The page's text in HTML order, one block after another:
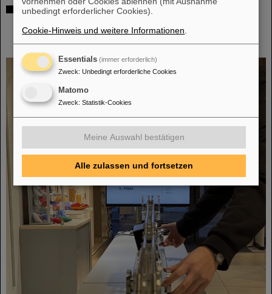
SCIENCE POP-UP von GSI/FAIR wird zur
Wissenschaftsbegeisterte in der Darmstädter
Innenstadt
unbedingt erforderlicher Cookies).
Cookie-Hinweis und weitere Informationen
Essentials (immer erforderlich)
Zweck: Unbedingt erforderliche Cookies
Matomo
Zweck: Statistik-Cookies
Meine Auswahl bestätigen
Alle zulassen und fortsetzen